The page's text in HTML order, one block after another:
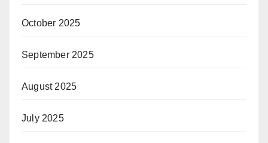
October 2025
September 2025
August 2025
July 2025